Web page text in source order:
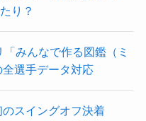
り？
みんなで作る図鑑（ミ
選手データ対応
のスイングオフ決着